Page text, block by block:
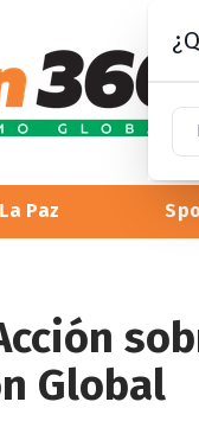
La Paz
Global